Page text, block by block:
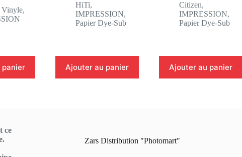
Vinyle,
panier
HiTi,
IMPRESSION,
Papier Dye-Sub
Ajouter au panier
Citizen,
IMPRESSION,
Papier Dye-Sub
Ajouter au panier
ce
Zars Distribution "Photomart"